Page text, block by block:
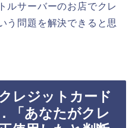
ルサーバーのお店でクレ
う問題を解決できると思
レジットカード
「あなたがクレ